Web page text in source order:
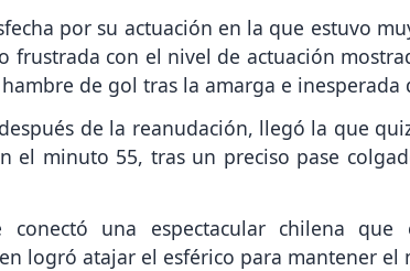
por su actuación en la que estuvo
frustrada con el nivel de actuación
de gol tras la amarga e inesperada
de la reanudación, llegó la que
el minuto 55, tras un preciso pase
conectó una espectacular chilena
logró atajar el esférico para mantener el